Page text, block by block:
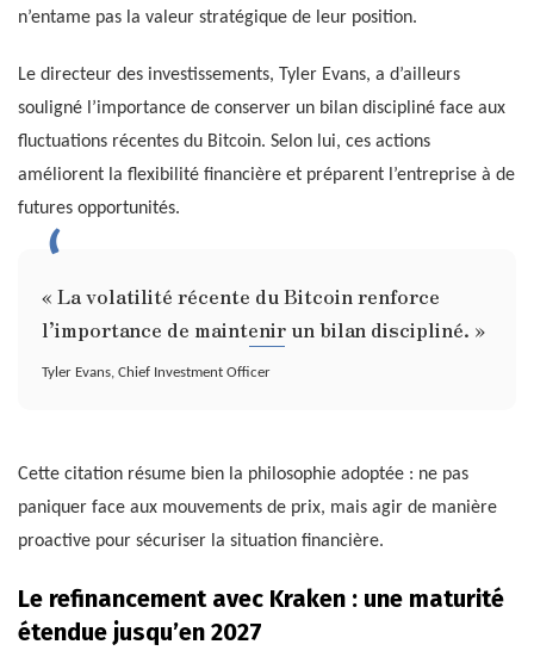
n’entame pas la valeur stratégique de leur position.
Le directeur des investissements, Tyler Evans, a d’ailleurs
souligné l’importance de conserver un bilan discipliné face aux
fluctuations récentes du Bitcoin. Selon lui, ces actions
améliorent la flexibilité financière et préparent l’entreprise à de
futures opportunités.
« La volatilité récente du Bitcoin renforce
l’importance de maintenir un bilan discipliné. »
Tyler Evans, Chief Investment Officer
Cette citation résume bien la philosophie adoptée : ne pas
paniquer face aux mouvements de prix, mais agir de manière
proactive pour sécuriser la situation financière.
Le refinancement avec Kraken : une maturité
étendue jusqu’en 2027